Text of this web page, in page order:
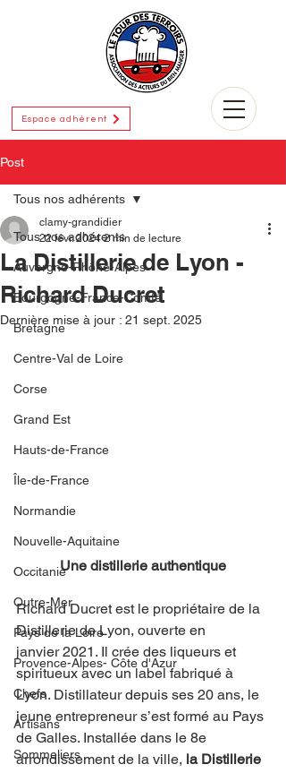
Espace adhérent
Post
Tous nos adhérents
Auvergne-Rhône-Alpes
Bourgogne-France-Comté
Bretagne
Centre-Val de Loire
Corse
Grand Est
Hauts-de-France
Île-de-France
Normandie
Nouvelle-Aquitaine
Occitanie
Outre-Mer
Pays de la Loire
Provence-Alpes- Côte d'Azur
Chefs
Artisans
Sommeliers
Tous nos adhérents
La Distillerie de Lyon -
Richard Ducret
clamy-grandidier
22 févr. 2024 2 min de lecture
Dernière mise à jour : 21 sept. 2025
Une distillerie authentique
Richard Ducret est le propriétaire de la
Distillerie de Lyon, ouverte en
janvier 2021. Il crée des liqueurs et
spiritueux avec un label fabriqué à
Lyon. Distillateur depuis ses 20 ans, le
jeune entrepreneur s’est formé au Pays
de Galles. Installée dans le 8e
arrondissement de la ville, la Distillerie